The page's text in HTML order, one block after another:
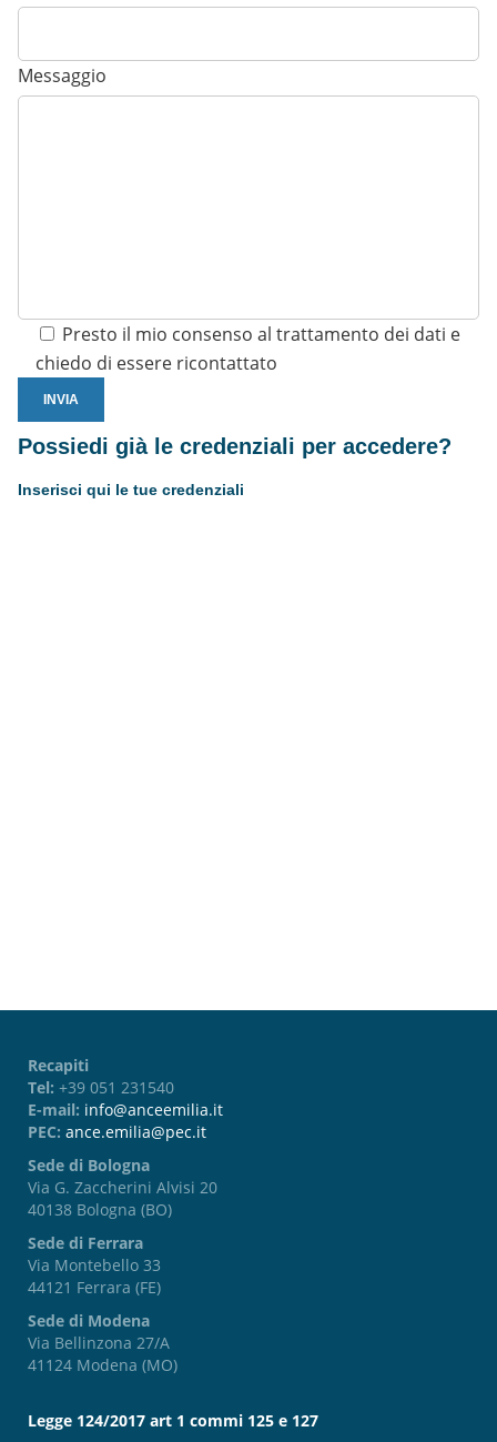
Messaggio
Presto il mio consenso al trattamento dei dati e
chiedo di essere ricontattato
Possiedi già le credenziali per accedere?
Inserisci qui le tue credenziali
Recapiti
Tel: +39 051 231540
E-mail: info@anceemilia.it
PEC: ance.emilia@pec.it
Sede di Bologna
Via G. Zaccherini Alvisi 20
40138 Bologna (BO)
Sede di Ferrara
Via Montebello 33
44121 Ferrara (FE)
Sede di Modena
Via Bellinzona 27/A
41124 Modena (MO)
Legge 124/2017 art 1 commi 125 e 127